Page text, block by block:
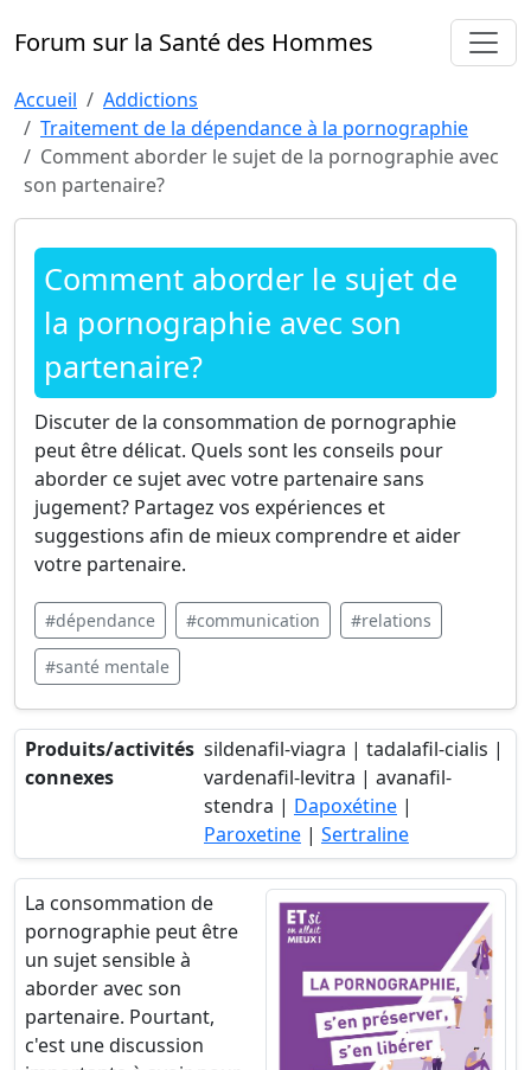
Forum sur la Santé des Hommes
Accueil
Addictions
Traitement de la dépendance à la pornographie
Comment aborder le sujet de la pornographie avec
son partenaire?
Comment aborder le sujet de
la pornographie avec son
partenaire?
Discuter de la consommation de pornographie
peut être délicat. Quels sont les conseils pour
aborder ce sujet avec votre partenaire sans
jugement? Partagez vos expériences et
suggestions afin de mieux comprendre et aider
votre partenaire.
#dépendance #communication #relations
#santé mentale
Produits/activités
connexes
sildenafil-viagra | tadalafil-cialis |
vardenafil-levitra | avanafil-
stendra | Dapoxétine |
Paroxetine | Sertraline
La consommation de
pornographie peut être
un sujet sensible à
aborder avec son
partenaire. Pourtant,
c'est une discussion